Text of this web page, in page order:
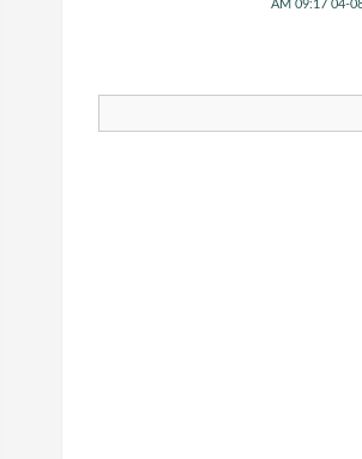
04-08-